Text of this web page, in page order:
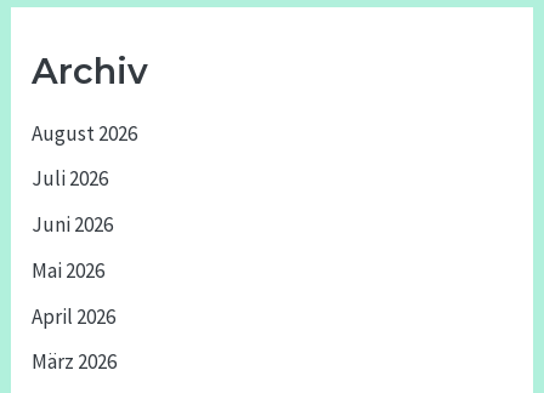
Archiv
August 2026
Juli 2026
Juni 2026
Mai 2026
April 2026
März 2026